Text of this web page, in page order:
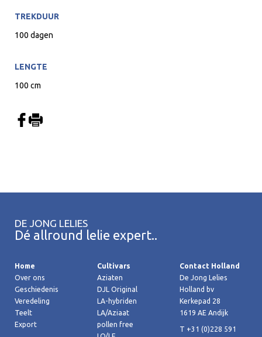
TREKDUUR
100 dagen
LENGTE
100 cm
DE JONG LELIES
Dé allround lelie expert..
Home
Over ons
Geschiedenis
Veredeling
Teelt
Export
Cultivars
Aziaten
DJL Original
LA-hybriden
LA/Aziaat
pollen free
Contact Holland
De Jong Lelies
Holland bv
Kerkepad 28
1619 AE Andijk
T +31 (0)228 591